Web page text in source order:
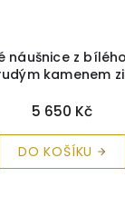
náušnice z
kamenem
5 650 Kč
DO KOŠÍKU